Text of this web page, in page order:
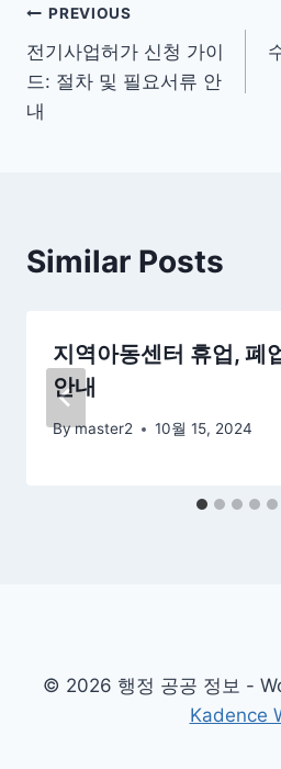
글
탐
색
PREVIOUS
전기사업허가 신청 가이
드: 절차 및 필요서류 안
내
Similar Posts
지역아동센터 휴업, 폐
안내
Bymaster2 10월 15, 2024
© 2026 행정 공공 정보 -
Kadence